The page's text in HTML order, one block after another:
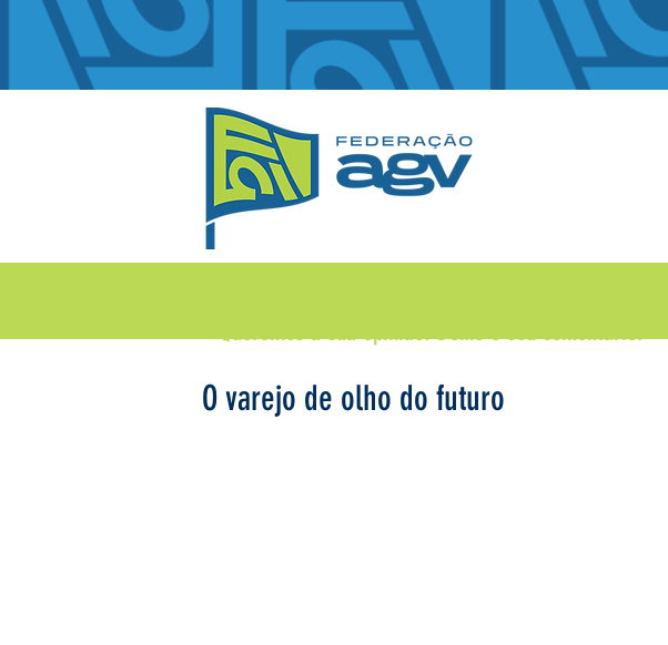
Queremos a sua opinião!Deixe o seu comentário.
O varejo de olho do futuro